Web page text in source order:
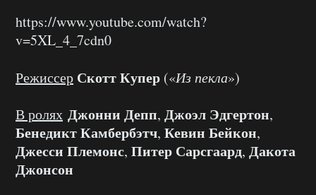
https://www.youtube.com/watch?
v=5XL_4_7cdn0
Режиссер Скотт Купер («Из пекла»)
В ролях Джонни Депп, Джоэл Эдгертон,
Бенедикт Камбербэтч, Кевин Бейкон,
Джесси Племонс, Питер Сарсгаард, Дакота
Джонсон